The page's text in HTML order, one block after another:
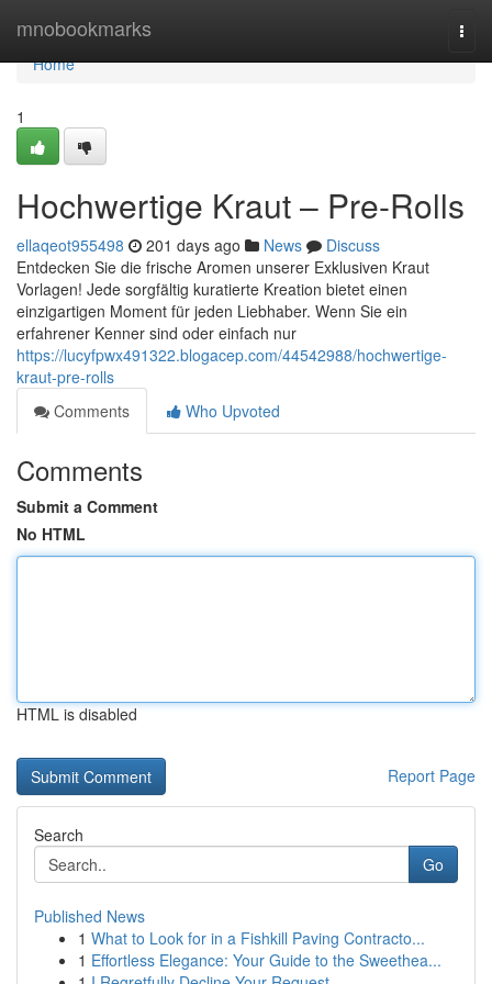
mnobookmarks
Home
Home
1
Hochwertige Kraut – Pre-Rolls
ellaqeot955498 201 days ago News
Discuss
Entdecken Sie die frische Aromen unserer Exklusiven Kraut
Vorlagen! Jede sorgfältig kuratierte Kreation bietet einen
einzigartigen Moment für jeden Liebhaber. Wenn Sie ein
erfahrener Kenner sind oder einfach nur
https://lucyfpwx491322.blogacep.com/44542988/hochwertige-
kraut-pre-rolls
Comments
Who Upvoted
Comments
Submit a Comment
No HTML
HTML is disabled
Report Page
Search
Go
Published News
1 What to Look for in a Fishkill Paving Contracto...
1 Effortless Elegance: Your Guide to the Sweethea...